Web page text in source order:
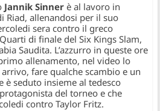
Jannik Sinner è al lavoro in
Riad, allenandosi per il suo
sera contro il greco
di finale del Six Kings Slam,
Saudita. L’azzurro in queste ore
allenamento, nel video lo
fare qualche scambio e un
seduto insieme al tedesco
del torneo e che
contro Taylor Fritz.